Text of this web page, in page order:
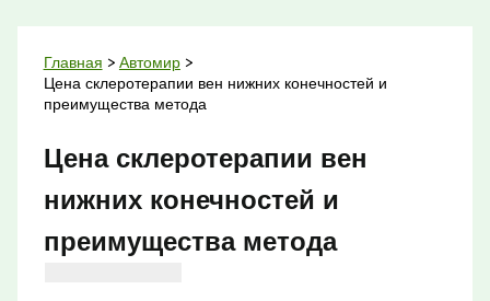
Главная
Автомир
Цена склеротерапии вен нижних конечностей и
преимущества метода
Цена склеротерапии вен
нижних конечностей и
преимущества метода